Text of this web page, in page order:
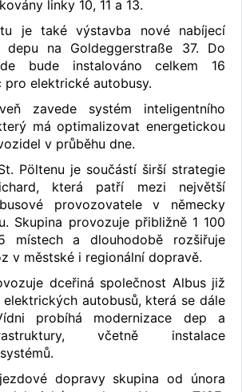
linky 10, 11 a 13.
je také výstavba nové nabíjecí
na Goldeggerstraße 37. Do
bude instalováno celkem 16
pro elektrické autobusy.
zavede systém inteligentního
má optimalizovat energetickou
v průběhu dne.
Pöltenu je součástí širší strategie
která patří mezi největší
provozovatele v německy
Skupina provozuje přibližně 1 100
místech a dlouhodobě rozšiřuje
v městské i regionální dopravě.
dceřiná společnost Albus již
autobusů, která se dále
probíhá modernizace dep a
včetně instalace
dopravy skupina od února